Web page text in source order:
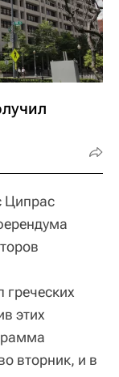
Ципрас
этих
вторник, и в